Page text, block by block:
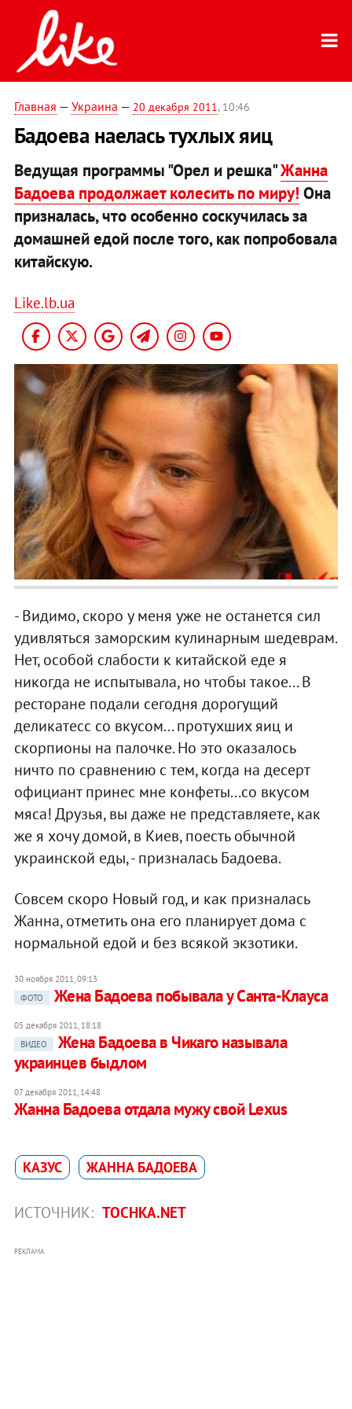
Главная — Украина — 20 декабря 2011, 10:46
Бадоева наелась тухлых яиц
Ведущая программы "Орел и решка"Жанна
Бадоева продолжает колесить по миру!Она
призналась, что особенно соскучилась за
домашней едой после того, как попробовала
китайскую.
Like.lb.ua
- Видимо, скоро у меня уже не останется сил
удивляться заморским кулинарным шедеврам.
Нет, особой слабости к китайской еде я
никогда не испытывала, но чтобы такое... В
ресторане подали сегодня дорогущий
деликатесс со вкусом... протухших яиц и
скорпионы на палочке. Но это оказалось
ничто по сравнению с тем, когда на десерт
официант принес мне конфеты...со вкусом
мяса! Друзья, вы даже не представляете, как
же я хочу домой, в Киев, поесть обычной
украинской еды, - призналась Бадоева.
Совсем скоро Новый год, и как призналась
Жанна, отметить она его планирует дома с
нормальной едой и без всякой экзотики.
30 ноября 2011, 09:13
ФОТО
Жена Бадоева побывала у Санта-Клауса
05 декабря 2011, 18:18
ВИДЕО
Жена Бадоева в Чикаго называла
украинцев быдлом
07 декабря 2011, 14:48
Жанна Бадоева отдала мужу свой Lexus
КАЗУС ЖАННА БАДОЕВА
ИСТОЧНИК: TOCHKA.NET
РЕКЛАМА